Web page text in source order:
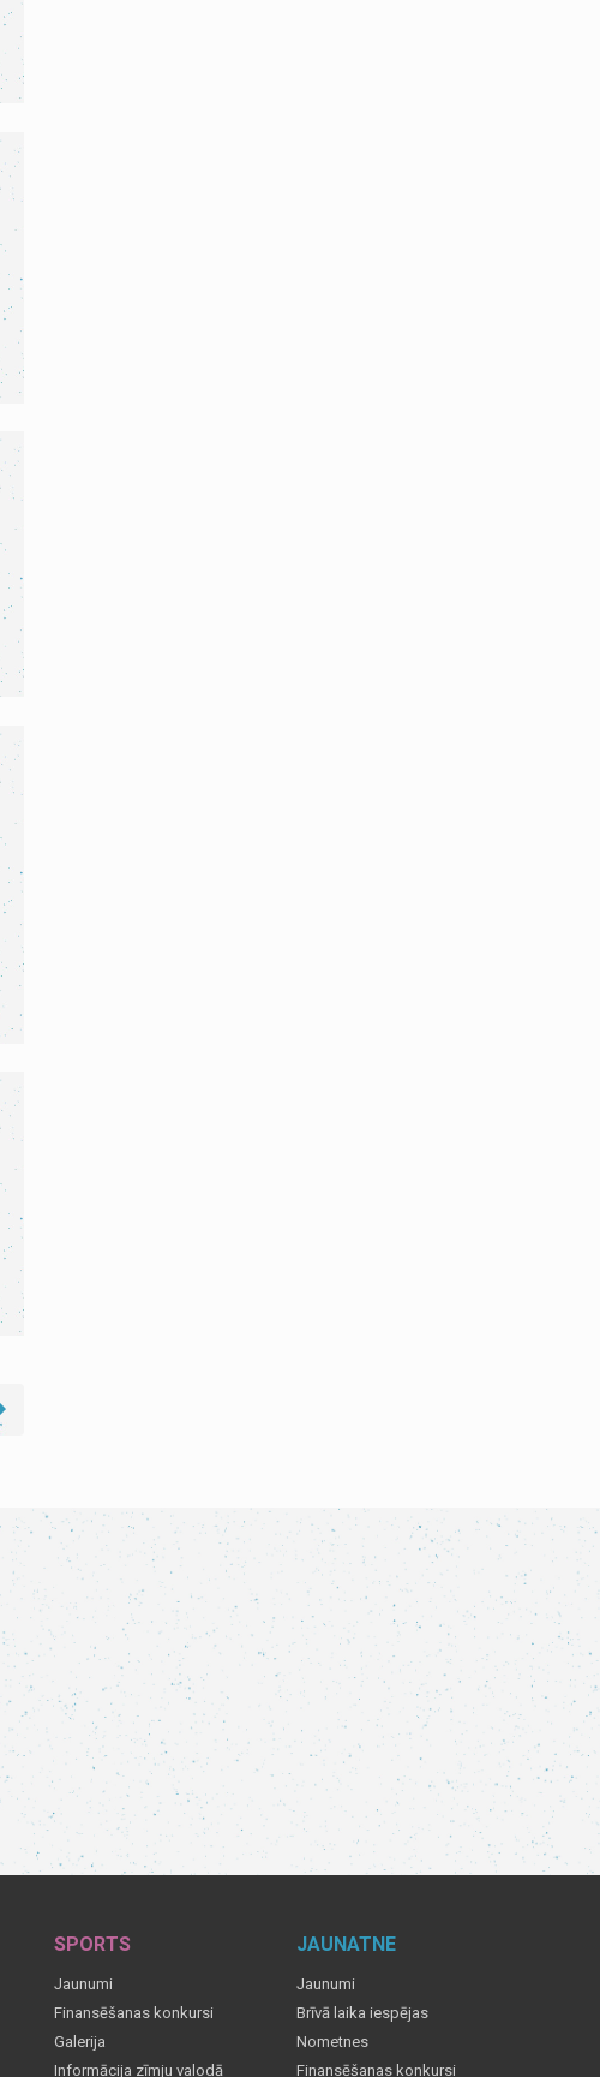
SPORTS
Jaunumi
Finansēšanas konkursi
Galerija
Informācija zīmju valodā
JAUNATNE
Jaunumi
Brīvā laika iespējas
Nometnes
Finansēšanas konkursi